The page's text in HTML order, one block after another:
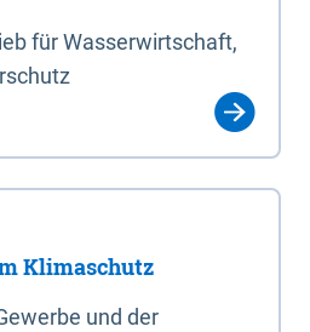
für Wasserwirtschaft,
Klimaschutz
und der